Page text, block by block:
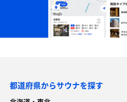
都道府県からサウナを探す